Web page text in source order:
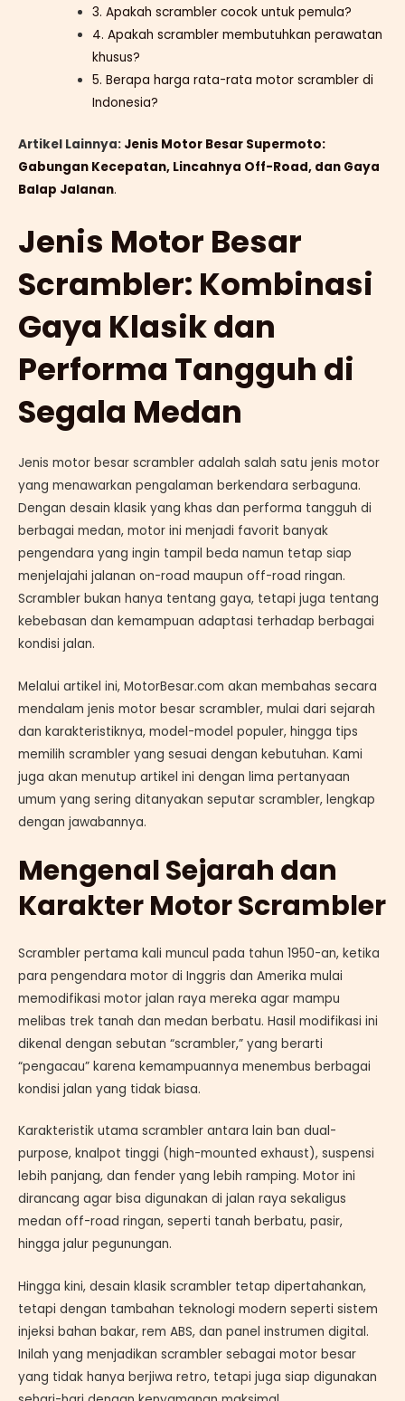
3. Apakah scrambler cocok untuk pemula?
4. Apakah scrambler membutuhkan perawatan
khusus?
5. Berapa harga rata-rata motor scrambler di
Indonesia?
Artikel Lainnya: Jenis Motor Besar Supermoto:
Gabungan Kecepatan, Lincahnya Off-Road, dan Gaya
Balap Jalanan.
Jenis Motor Besar
Scrambler: Kombinasi
Gaya Klasik dan
Performa Tangguh di
Segala Medan
Jenis motor besar scrambler adalah salah satu jenis motor
yang menawarkan pengalaman berkendara serbaguna.
Dengan desain klasik yang khas dan performa tangguh di
berbagai medan, motor ini menjadi favorit banyak
pengendara yang ingin tampil beda namun tetap siap
menjelajahi jalanan on-road maupun off-road ringan.
Scrambler bukan hanya tentang gaya, tetapi juga tentang
kebebasan dan kemampuan adaptasi terhadap berbagai
kondisi jalan.
Melalui artikel ini, MotorBesar.com akan membahas secara
mendalam jenis motor besar scrambler, mulai dari sejarah
dan karakteristiknya, model-model populer, hingga tips
memilih scrambler yang sesuai dengan kebutuhan. Kami
juga akan menutup artikel ini dengan lima pertanyaan
umum yang sering ditanyakan seputar scrambler, lengkap
dengan jawabannya.
Mengenal Sejarah dan
Karakter Motor Scrambler
Scrambler pertama kali muncul pada tahun 1950-an, ketika
para pengendara motor di Inggris dan Amerika mulai
memodifikasi motor jalan raya mereka agar mampu
melibas trek tanah dan medan berbatu. Hasil modifikasi ini
dikenal dengan sebutan “scrambler,” yang berarti
“pengacau” karena kemampuannya menembus berbagai
kondisi jalan yang tidak biasa.
Karakteristik utama scrambler antara lain ban dual-
purpose, knalpot tinggi (high-mounted exhaust), suspensi
lebih panjang, dan fender yang lebih ramping. Motor ini
dirancang agar bisa digunakan di jalan raya sekaligus
medan off-road ringan, seperti tanah berbatu, pasir,
hingga jalur pegunungan.
Hingga kini, desain klasik scrambler tetap dipertahankan,
tetapi dengan tambahan teknologi modern seperti sistem
injeksi bahan bakar, rem ABS, dan panel instrumen digital.
Inilah yang menjadikan scrambler sebagai motor besar
yang tidak hanya berjiwa retro, tetapi juga siap digunakan